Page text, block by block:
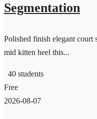
Segmentation
Polished finish elegant court
mid kitten heel this...
40 students
Free
2026-08-07